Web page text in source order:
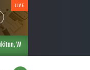
LIVE
di Tengah Kebutuhan